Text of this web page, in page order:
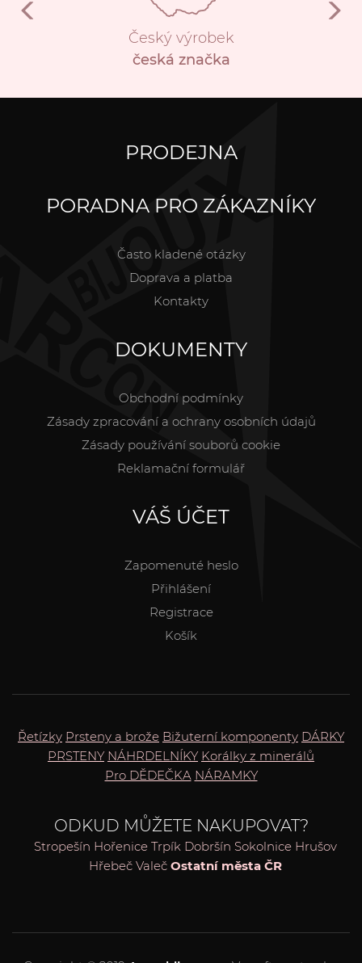
Český výrobek
česká značka
PRODEJNA
PORADNA PRO ZÁKAZNÍKY
Často kladené otázky
Doprava a platba
Kontakty
DOKUMENTY
Obchodní podmínky
Zásady zpracování a ochrany osobních údajů
Zásady používání souborů cookie
Reklamační formulář
VÁŠ ÚČET
Zapomenuté heslo
Přihlášení
Registrace
Košík
Řetízky Prsteny a brože Bižuterní komponenty DÁRKY
PRSTENY NÁHRDELNÍKY Korálky z minerálů
Pro DĚDEČKA NÁRAMKY
ODKUD MŮŽETE NAKUPOVAT?
Stropešín Hořenice Trpík Dobršín Sokolnice Hrušov
Hřebeč Valeč Ostatní města ČR